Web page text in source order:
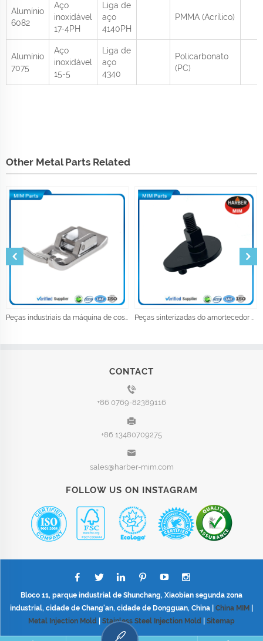
Alumínio
6082
Aço
inoxidável
17-4PH
Liga de
aço
4140PH
PMMA (Acrílico)
Alumínio
7075
Aço
inoxidável
15-5
Liga de
aço
4340
Policarbonato
(PC)
Other Metal Parts Related
Peças industriais da máquina de costura do pé do presser do vestuário Acessórios de costura Peças sinterizadas do amortecedor do metal da metalurgia do pó
CONTACT
+86 0769-82389116
+86 13480709275
sales@harber-mim.com
FOLLOW US ON INSTAGRAM
Bloco 11, parque industrial de Shunchang, Xiaobian segunda zona
industrial, cidade de Chang'an, cidade de Dongguan, China | China MIM
Metal Injection Mold
Stainless Steel Injection Mold Sitemap